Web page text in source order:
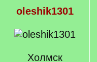
oleshik1301
Холмск